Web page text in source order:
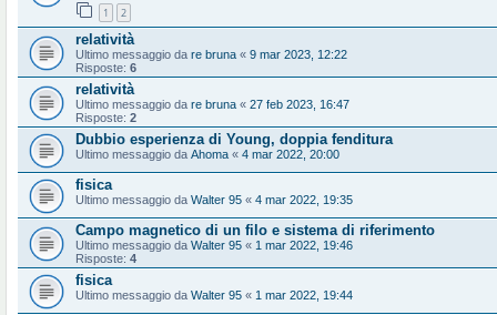
1 2
relatività
Ultimo messaggio da re bruna « 9 mar 2023, 12:22
Risposte: 6
relatività
Ultimo messaggio da re bruna « 27 feb 2023, 16:47
Risposte: 2
Dubbio esperienza di Young, doppia fenditura
Ultimo messaggio da Ahoma « 4 mar 2022, 20:00
fisica
Ultimo messaggio da Walter 95 « 4 mar 2022, 19:35
Campo magnetico di un filo e sistema di riferimento
Ultimo messaggio da Walter 95 « 1 mar 2022, 19:46
Risposte: 4
fisica
Ultimo messaggio da Walter 95 « 1 mar 2022, 19:44